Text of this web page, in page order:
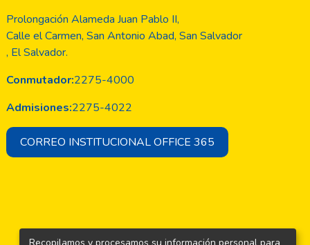
Prolongación Alameda Juan Pablo II,
Calle el Carmen, San Antonio Abad, San Salvador
, El Salvador.
Conmutador:2275-4000
Admisiones:2275-4022
CORREO INSTITUCIONAL OFFICE 365